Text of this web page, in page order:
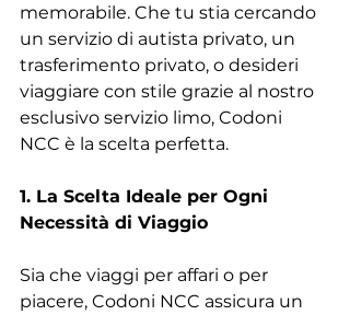
memorabile. Che tu stia cercando
un servizio di autista privato, un
trasferimento privato, o desideri
viaggiare con stile grazie al nostro
esclusivo servizio limo, Codoni
NCC è la scelta perfetta.
1. La Scelta Ideale per Ogni
Necessità di Viaggio
Sia che viaggi per affari o per
piacere, Codoni NCC assicura un